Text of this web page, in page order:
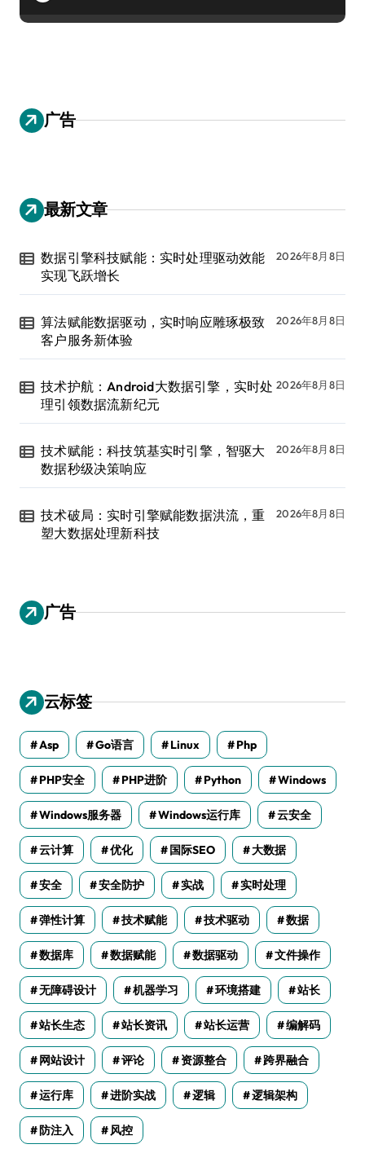
广告
最新文章
数据引擎科技赋能：实时处理驱动效能
实现飞跃增长
2026年8月8日
算法赋能数据驱动，实时响应雕琢极致
客户服务新体验
2026年8月8日
技术护航：Android大数据引擎，实时处
理引领数据流新纪元
2026年8月8日
技术赋能：科技筑基实时引擎，智驱大
数据秒级决策响应
2026年8月8日
技术破局：实时引擎赋能数据洪流，重
塑大数据处理新科技
2026年8月8日
广告
云标签
Asp Go语言 Linux Php
PHP安全 PHP进阶 Python Windows
Windows服务器 Windows运行库 云安全
云计算 优化 国际SEO 大数据
安全 安全防护 实战 实时处理
弹性计算 技术赋能 技术驱动 数据
数据库 数据赋能 数据驱动 文件操作
无障碍设计 机器学习 环境搭建 站长
站长生态 站长资讯 站长运营 编解码
网站设计 评论 资源整合 跨界融合
运行库 进阶实战 逻辑 逻辑架构
防注入 风控